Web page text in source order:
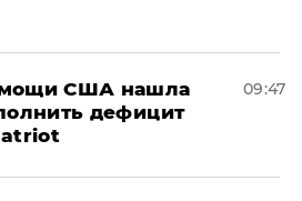
США нашла
дефицит
09:47